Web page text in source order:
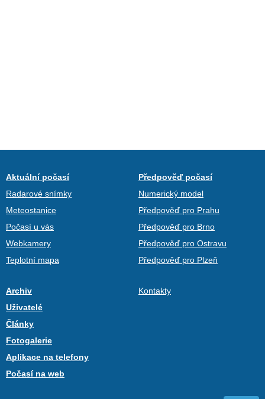
Aktuální počasí
Radarové snímky
Meteostanice
Počasí u vás
Webkamery
Teplotní mapa
Předpověď počasí
Numerický model
Předpověď pro Prahu
Předpověď pro Brno
Předpověď pro Ostravu
Předpověď pro Plzeň
Archiv
Uživatelé
Články
Fotogalerie
Aplikace na telefony
Počasí na web
Kontakty